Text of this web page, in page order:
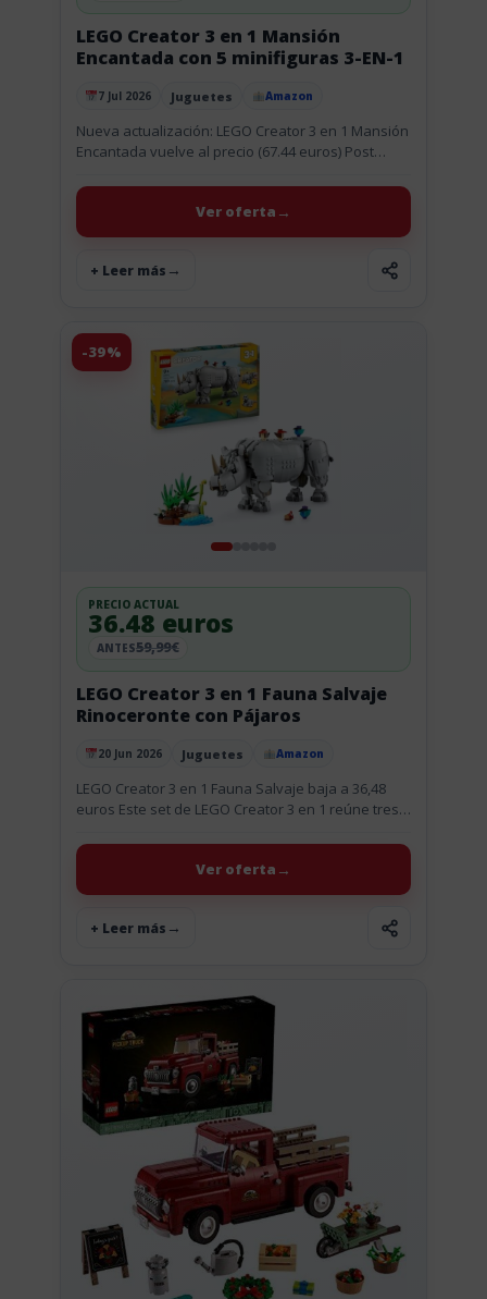
Publicado el
7 Jul 2026 Juguetes Amazon
LEGO Creator 3 en 1 Mansión
Encantada con 5 minifiguras 3-EN-1
Nueva actualización: LEGO Creator 3 en 1 Mansión
Encantada vuelve al precio (67.44 euros) Post
precio (67.44 euros)....
+ Leer más
Ver oferta
-39%
Publicado el
20 Jun 2026 Juguetes Amazon
LEGO Creator 3 en 1 Fauna Salvaje
Rinoceronte con Pájaros
PRECIO ACTUAL
36.48 euros
ANTES59,99€
LEGO Creator 3 en 1 Fauna Salvaje baja a 36,48
euros Este set de LEGO Creator 3 en 1 reúne tres
+ Leer más
Ver oferta